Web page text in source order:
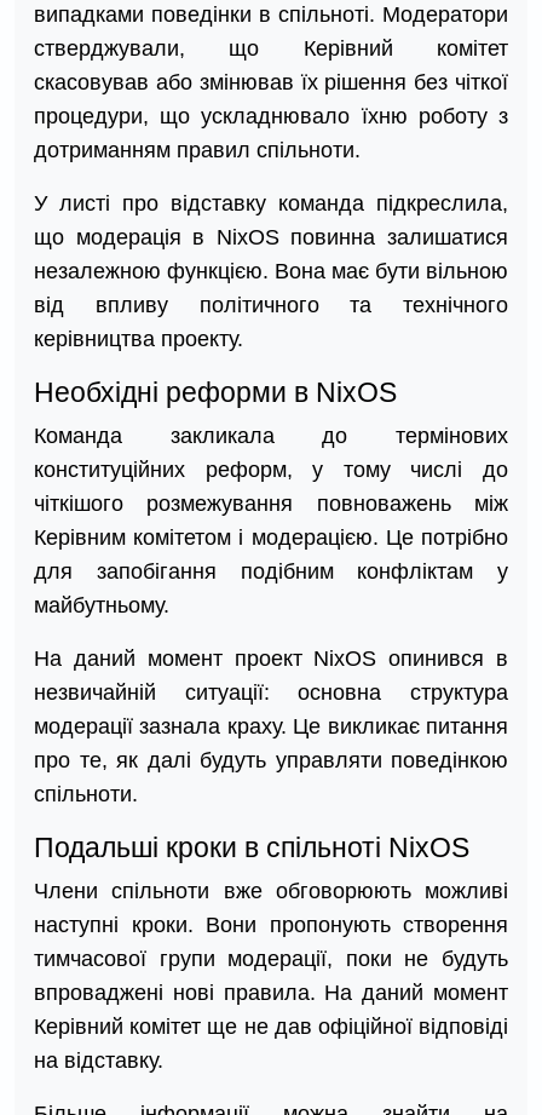
випадками поведінки в спільноті. Модератори
стверджували, що Керівний комітет
скасовував або змінював їх рішення без чіткої
процедури, що ускладнювало їхню роботу з
дотриманням правил спільноти.
У листі про відставку команда підкреслила,
що модерація в NixOS повинна залишатися
незалежною функцією. Вона має бути вільною
від впливу політичного та технічного
керівництва проекту.
Необхідні реформи в NixOS
Команда закликала до термінових
конституційних реформ, у тому числі до
чіткішого розмежування повноважень між
Керівним комітетом і модерацією. Це потрібно
для запобігання подібним конфліктам у
майбутньому.
На даний момент проект NixOS опинився в
незвичайній ситуації: основна структура
модерації зазнала краху. Це викликає питання
про те, як далі будуть управляти поведінкою
спільноти.
Подальші кроки в спільноті NixOS
Члени спільноти вже обговорюють можливі
наступні кроки. Вони пропонують створення
тимчасової групи модерації, поки не будуть
впроваджені нові правила. На даний момент
Керівний комітет ще не дав офіційної відповіді
на відставку.